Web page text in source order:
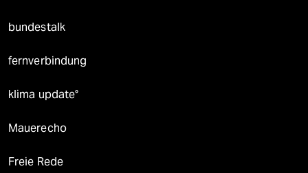
bundestalk
fernverbindung
klima update°
Mauerecho
Freie Rede